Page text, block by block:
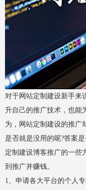
对于网站定制建设新手来
升自己的推广技术，也能
为，网站定制建设的推广
是否就是没用的呢?答案
定制建设博客推广的一些
到推广并赚钱。
1、申请各大平台的个人